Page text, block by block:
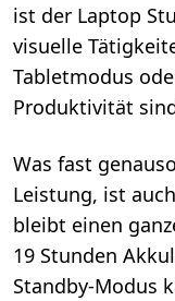
ist der Laptop
visuelle
Tabletmodus
Produktivität
Was fast
Leistung, ist
bleibt einen
19 Stunden
Standby-Modus